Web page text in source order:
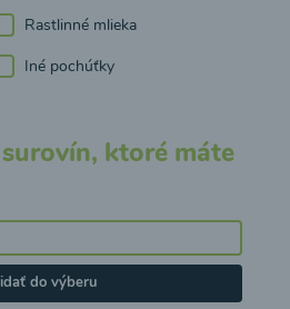
Rastlinné mlieka
Iné pochúťky
ktoré máte
do výberu